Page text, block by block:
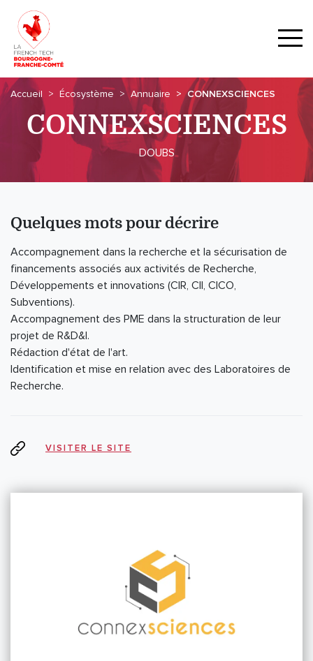
Accueil Écosystème Annuaire CONNEXSCIENCES
CONNEXSCIENCES
DOUBS
Quelques mots pour décrire
Accompagnement dans la recherche et la sécurisation de
financements associés aux activités de Recherche,
Développements et innovations (CIR, CII, CICO,
Subventions).
Accompagnement des PME dans la structuration de leur
projet de R&D&I.
Rédaction d'état de l'art.
Identification et mise en relation avec des Laboratoires de
Recherche.
VISITER LE SITE